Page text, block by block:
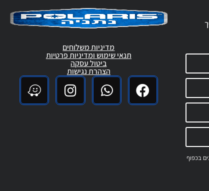
בכפוף
מדיניות משלוחים
תנאי שימוש ומדיניות פרטיות
ביטול עסקה
הצהרת נגישות